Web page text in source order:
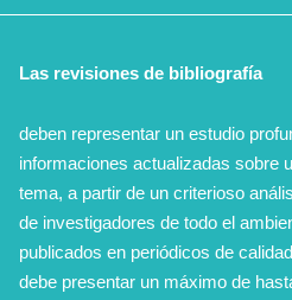
Las revisiones de bibliografía
deben representar un estudio
informaciones actualizadas sobre
tema, a partir de un criterioso
de investigadores de todo el
publicados en periódicos de
debe presentar un máximo de